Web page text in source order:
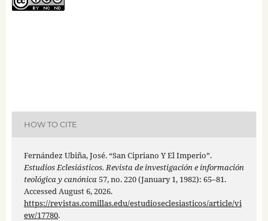
HOW TO CITE
Fernández Ubiña, José. “San Cipriano Y El Imperio”.
Estudios Eclesiásticos. Revista de investigación e información
teológica y canónica57, no. 220 (January 1, 1982): 65–81.
Accessed August 6, 2026.
https://revistas.comillas.edu/estudioseclesiasticos/article/vi
ew/17780.